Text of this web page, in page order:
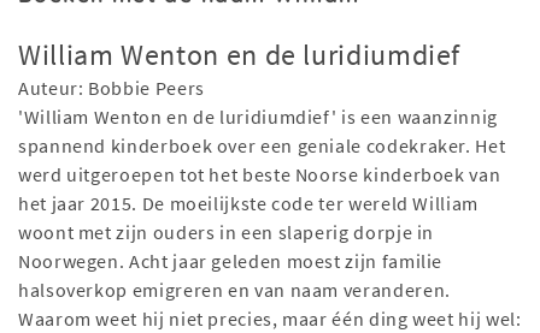
William Wenton en de luridiumdief
Auteur: Bobbie Peers
'William Wenton en de luridiumdief' is een waanzinnig
spannend kinderboek over een geniale codekraker. Het
werd uitgeroepen tot het beste Noorse kinderboek van
het jaar 2015. De moeilijkste code ter wereld William
woont met zijn ouders in een slaperig dorpje in
Noorwegen. Acht jaar geleden moest zijn familie
halsoverkop emigreren en van naam veranderen.
Waarom weet hij niet precies, maar één ding weet hij wel: